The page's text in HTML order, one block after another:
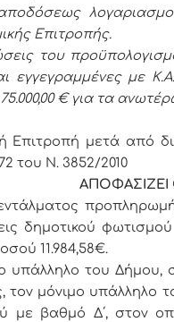
Επιτροπής.
του
εγγεγραμμένες με
€ για τα
μετά από
του Ν. 3852/2010
δημοτικού
11.984,58€.
του Δήμου,
τον μόνιμο υπάλληλο
με βαθμό Δ΄, στον